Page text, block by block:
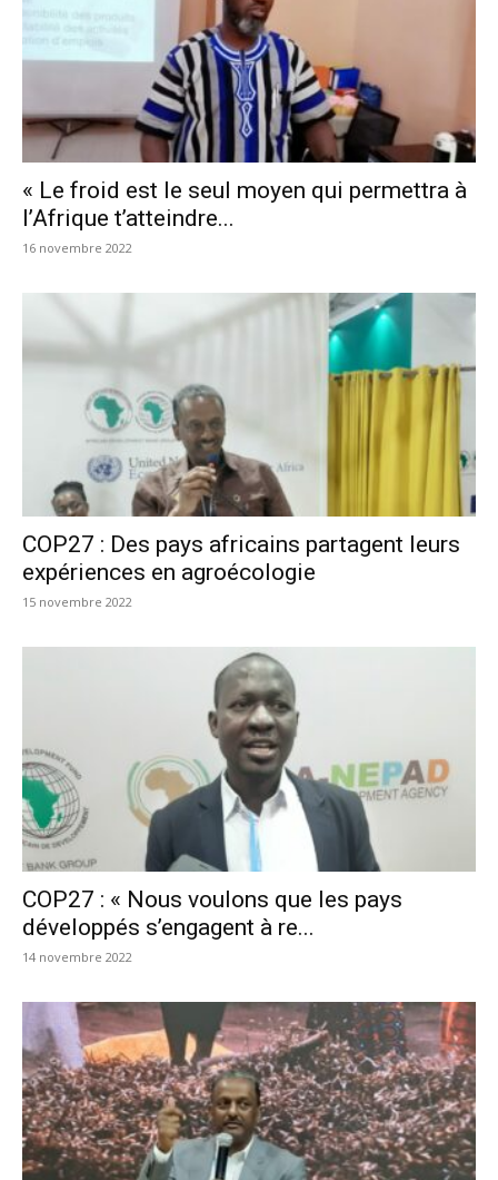
« Le froid est le seul moyen qui permettra à
l’Afrique t’atteindre...
16 novembre 2022
COP27 : Des pays africains partagent leurs
expériences en agroécologie
15 novembre 2022
COP27 : « Nous voulons que les pays
développés s’engagent à re...
14 novembre 2022